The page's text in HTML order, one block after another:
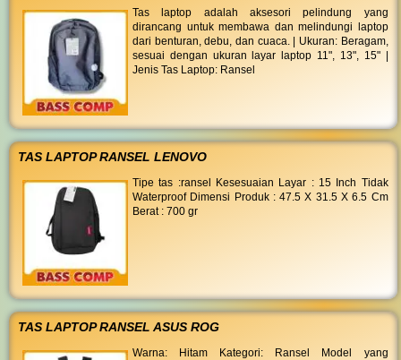
Tas laptop adalah aksesori pelindung yang
dirancang untuk membawa dan melindungi laptop
dari benturan, debu, dan cuaca. | Ukuran: Beragam,
sesuai dengan ukuran layar laptop 11", 13", 15" |
Jenis Tas Laptop: Ransel
TAS LAPTOP RANSEL LENOVO
Tipe tas :ransel Kesesuaian Layar : 15 Inch Tidak
Waterproof Dimensi Produk : 47.5 X 31.5 X 6.5 Cm
Berat : 700 gr
TAS LAPTOP RANSEL ASUS ROG
Warna: Hitam Kategori: Ransel Model yang